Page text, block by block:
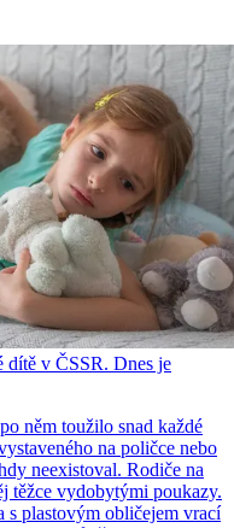
dítě v ČSSR. Dnes je
něm toužilo snad každé
na poličce nebo
neexistoval. Rodiče na
těžce vydobytými poukazy.
s plastovým obličejem vrací